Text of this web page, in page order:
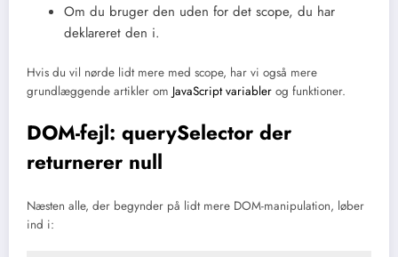
Om du bruger den uden for det scope, du har
deklareret den i.
Hvis du vil nørde lidt mere med scope, har vi også mere
grundlæggende artikler om JavaScript variabler og funktioner.
DOM-fejl: querySelector der
returnerer null
Næsten alle, der begynder på lidt mere DOM-manipulation, løber
ind i: